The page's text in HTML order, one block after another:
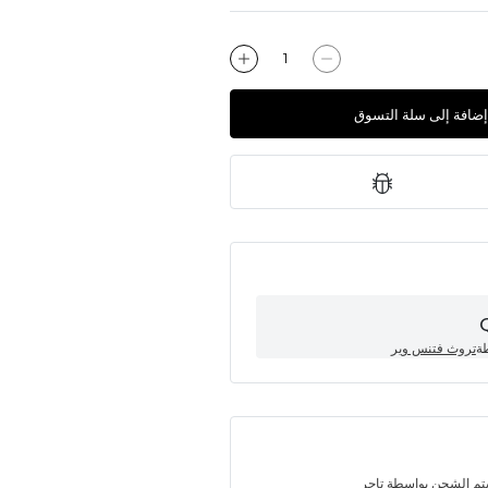
إضافة إلى سلة التسوق
تروث فتنس وير
الشحن بواسطة تاجر